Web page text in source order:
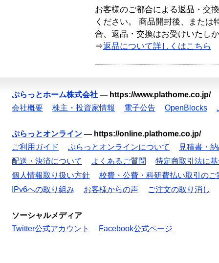
お客様のご都合による返品・交
ください。 商品開封後、または
合、返品・交換はお受けいたし
⇒返品について詳しくはこちら
ぷらっとホーム株式会社 — https://www.plathome.co.jp/
会社概要
株主・投資家情報 電子公告 OpenBlocks
ぷらっとオンライン — https://online.plathome.co.jp/
ご利用ガイド
ぷらっとオンラインについて
見積書・
配送・決済について
よくあるご質問
特定商取引法に
個人情報取り扱い方針
校費・公費・科研費払い取引のご
IPv6への取り組み
お客様からの声 ご注文の取り消し
ソーシャルメディア
Twitter公式アカウント
Facebook公式ページ